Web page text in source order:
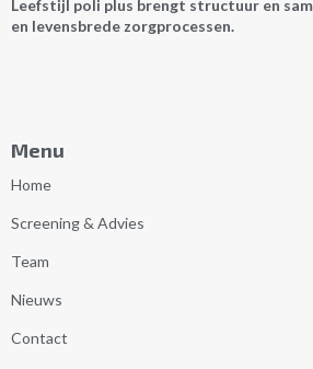
Leefstijl poli plus brengt structuur en
en levensbrede zorgprocessen.
Menu
Home
Screening & Advies
Team
Nieuws
Contact